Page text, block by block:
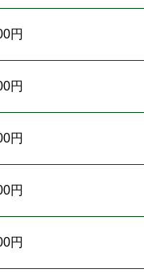
円
円
円
円
円